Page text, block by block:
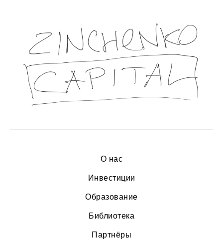
О нас
Инвестиции
Образование
Библиотека
Партнёры